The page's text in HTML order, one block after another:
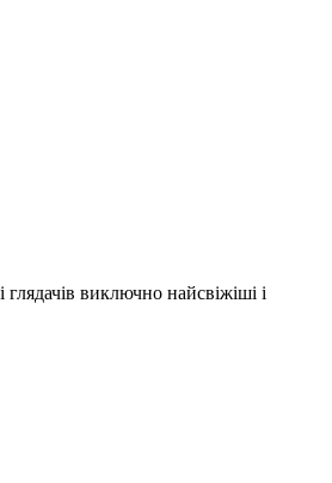
виключно найсвіжіші і